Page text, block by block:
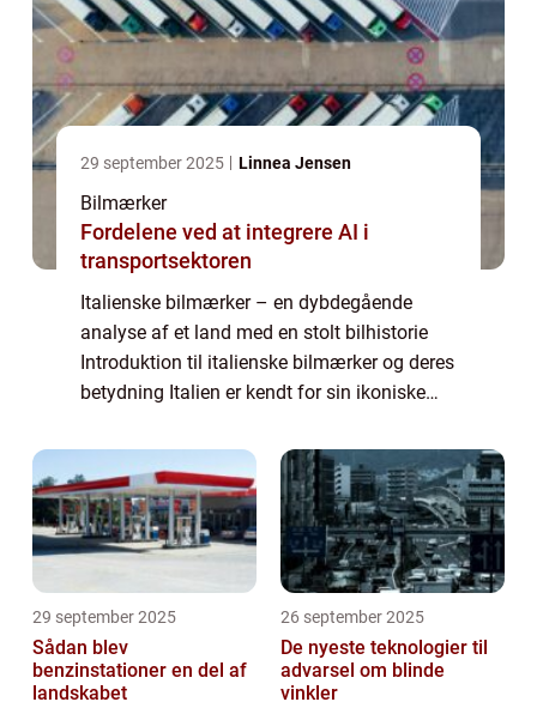
29 september 2025 Linnea Jensen
Bilmærker
Fordelene ved at integrere AI i
transportsektoren
Italienske bilmærker – en dybdegående
analyse af et land med en stolt bilhistorie
Introduktion til italienske bilmærker og deres
betydning Italien er kendt for sin ikoniske
afspejles fuldt ud i landets bilm...
29 september 2025
Sådan blev
benzinstationer en del af
landskabet
26 september 2025
De nyeste teknologier til
advarsel om blinde
vinkler